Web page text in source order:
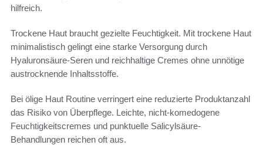
hilfreich.
Trockene Haut braucht gezielte Feuchtigkeit. Mit trockene Haut
minimalistisch gelingt eine starke Versorgung durch
Hyaluronsäure-Seren und reichhaltige Cremes ohne unnötige
austrocknende Inhaltsstoffe.
Bei ölige Haut Routine verringert eine reduzierte Produktanzahl
das Risiko von Überpflege. Leichte, nicht-komedogene
Feuchtigkeitscremes und punktuelle Salicylsäure-
Behandlungen reichen oft aus.